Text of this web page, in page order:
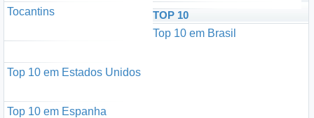
Tocantins
TOP 10
Top 10 em Brasil
Top 10 em Estados Unidos
Top 10 em Espanha